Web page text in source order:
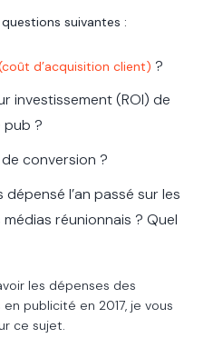
suivantes :
d’acquisition client) ?
investissement (ROI) de
pub ?
conversion ?
l’an passé sur les
réunionnais ? Quel
les dépenses des
publicité en 2017, je vous
ce sujet.